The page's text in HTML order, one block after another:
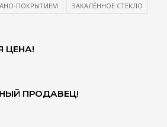
ПОКРЫТИЕМ ЗАКАЛЁННОЕ СТЕКЛО
ЦЕНА!
ПРОДАВЕЦ!